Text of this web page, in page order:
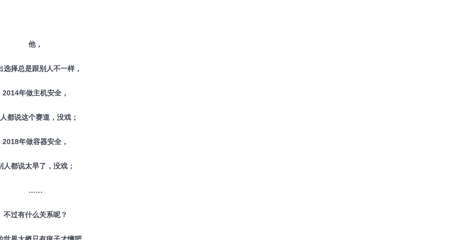
他，
选择总是跟别人不一样，
2014年做主机安全，
都说这个赛道，没戏；
2018年做容器安全，
人都说太早了，没戏；
……
不过有什么关系呢？